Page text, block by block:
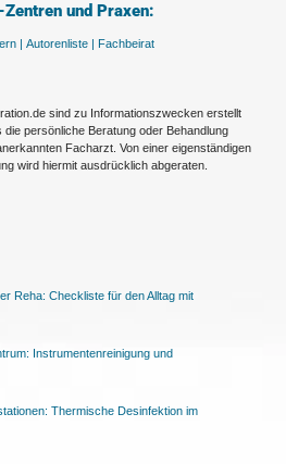
und Praxen:
| Autorenliste | Fachbeirat
sind zu Informationszwecken erstellt
persönliche Beratung oder Behandlung
Facharzt. Von einer eigenständigen
wird hiermit ausdrücklich abgeraten.
Reha: Checkliste für den Alltag mit
Instrumentenreinigung und
Thermische Desinfektion im